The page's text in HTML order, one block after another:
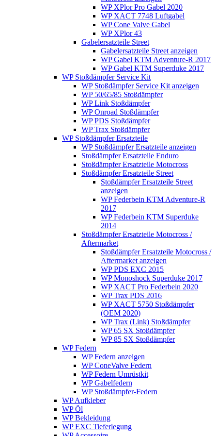
WP XPlor Pro Gabel 2020
WP XACT 7748 Luftgabel
WP Cone Valve Gabel
WP XPlor 43
Gabelersatzteile Street
Gabelersatzteile Street anzeigen
WP Gabel KTM Adventure-R 2017
WP Gabel KTM Superduke 2017
WP Stoßdämpfer Service Kit
WP Stoßdämpfer Service Kit anzeigen
WP 50/65/85 Stoßdämpfer
WP Link Stoßdämpfer
WP Onroad Stoßdämpfer
WP PDS Stoßdämpfer
WP Trax Stoßdämpfer
WP Stoßdämpfer Ersatzteile
WP Stoßdämpfer Ersatzteile anzeigen
Stoßdämpfer Ersatzteile Enduro
Stoßdämpfer Ersatzteile Motocross
Stoßdämpfer Ersatzteile Street
Stoßdämpfer Ersatzteile Street
anzeigen
WP Federbein KTM Adventure-R
2017
WP Federbein KTM Superduke
2014
Stoßdämpfer Ersatzteile Motocross /
Aftermarket
Stoßdämpfer Ersatzteile Motocross /
Aftermarket anzeigen
WP PDS EXC 2015
WP Monoshock Superduke 2017
WP XACT Pro Federbein 2020
WP Trax PDS 2016
WP XACT 5750 Stoßdämpfer
(OEM 2020)
WP Trax (Link) Stoßdämpfer
WP 65 SX Stoßdämpfer
WP 85 SX Stoßdämpfer
WP Federn
WP Federn anzeigen
WP ConeValve Federn
WP Federn Umrüstkit
WP Gabelfedern
WP Stoßdämpfer-Federn
WP Aufkleber
WP Öl
WP Bekleidung
WP EXC Tieferlegung